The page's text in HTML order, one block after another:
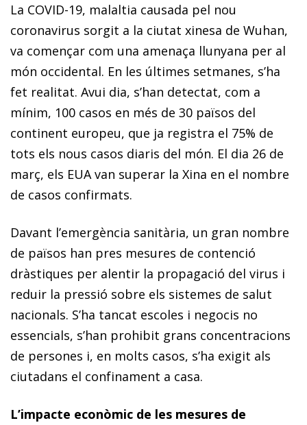
La COVID-19, malaltia causada pel nou
coronavirus sorgit a la ciutat xinesa de Wuhan,
va començar com una amenaça llunyana per al
món occidental. En les últimes setmanes, s’ha
fet realitat. Avui dia, s’han detectat, com a
mínim, 100 casos en més de 30 països del
continent europeu, que ja registra el 75% de
tots els nous casos diaris del món. El dia 26 de
març, els EUA van superar la Xina en el nombre
de casos confirmats.
Davant l’emergència sanitària, un gran nombre
de països han pres mesures de contenció
dràstiques per alentir la propagació del virus i
reduir la pressió sobre els sistemes de salut
nacionals. S’ha tancat escoles i negocis no
essencials, s’han prohibit grans concentracions
de persones i, en molts casos, s’ha exigit als
ciutadans el confinament a casa.
L’impacte econòmic de les mesures de